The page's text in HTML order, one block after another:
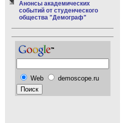
Анонсы академических
событий от студенческого
общества "Демограф"
Web demoscope.ru